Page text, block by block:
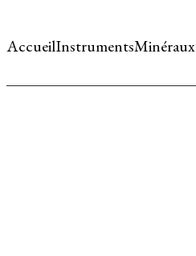
AccueilInstrumentsMinéraux